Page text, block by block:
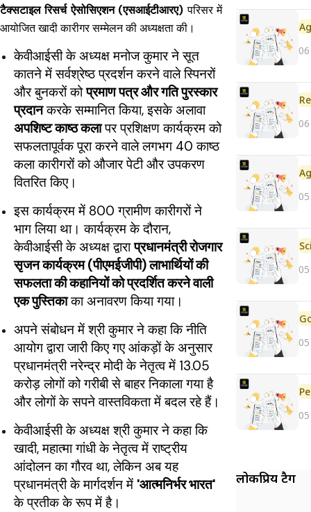
टैक्सटाइल रिसर्च ऐसोसिएशन (एसआईटीआरए) परिसर में
आयोजित खादी कारीगर सम्मेलन की अध्यक्षता की।
केवीआईसी के अध्यक्ष मनोज कुमार ने सूत
कातने में सर्वश्रेष्ठ प्रदर्शन करने वाले स्पिनरों
और बुनकरों कोप्रमाण पत्र और गति पुरस्कार
प्रदानकरके सम्मानित किया, इसके अलावा
अपशिष्ट काष्ठ कलापर प्रशिक्षण कार्यक्रम को
सफलतापूर्वक पूरा करने वाले लगभग 40 काष्ठ
कला कारीगरों को औजार पेटी और उपकरण
वितरित किए।
इस कार्यक्रम में 800 ग्रामीण कारीगरों ने
भाग लिया था। कार्यक्रम के दौरान,
केवीआईसी के अध्यक्ष द्वाराप्रधानमंत्री रोजगार
सृजन कार्यक्रम (पीएमईजीपी) लाभार्थियों की
सफलता की कहानियों को प्रदर्शित करने वाली
एक पुस्तिकाका अनावरण किया गया।
अपने संबोधन में श्री कुमार ने कहा कि नीति
आयोग द्वारा जारी किए गए आंकड़ों के अनुसार
प्रधानमंत्री नरेन्द्र मोदी के नेतृत्व में 13.05
करोड़ लोगों को गरीबी से बाहर निकाला गया है
और लोगों के सपने वास्तविकता में बदल रहे हैं।
केवीआईसी के अध्यक्ष श्री कुमार ने कहा कि
खादी, महात्मा गांधी के नेतृत्व में राष्ट्रीय
आंदोलन का गौरव था, लेकिन अब यह
प्रधानमंत्री के मार्गदर्शन में 'आत्मनिर्भर भारत'
के प्रतीक के रूप में है।
लोकप्रिय टैग